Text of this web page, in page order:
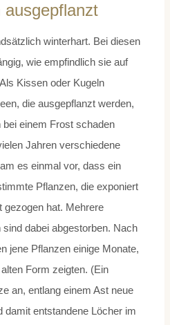
ausgepflanzt
winterhart. Bei diesen
wie empfindlich sie auf
Kissen oder Kugeln
die ausgepflanzt werden,
bei einem Frost schaden
Jahren verschiedene
es einmal vor, dass ein
Pflanzen, die exponiert
gezogen hat. Mehrere
dabei abgestorben. Nach
jene Pflanzen einige Monate,
Form zeigten. (Ein
an, entlang einem Ast neue
damit entstandene Löcher im